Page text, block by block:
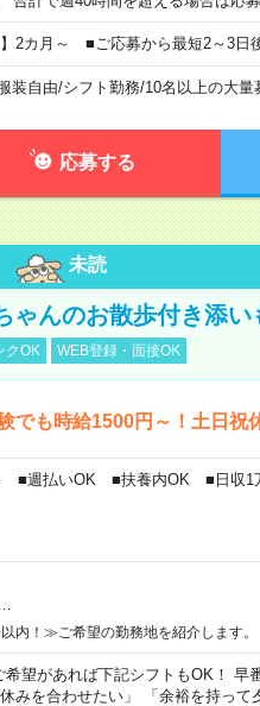
2カ月～ ■ご応募から最短2～3日
装自由/シフト勤務/10名以上の大量
応募する
未読
ゃんのお散歩付き添
クOK WEB登録・面接OK
も時給1500円～！土日祝
■週払いOK ■扶養内OK ■日収1
内！≫ご希望の勤務地を紹介します。
望があれば下記シフトもOK！ 早
みを合わせたい」 「余裕を持って